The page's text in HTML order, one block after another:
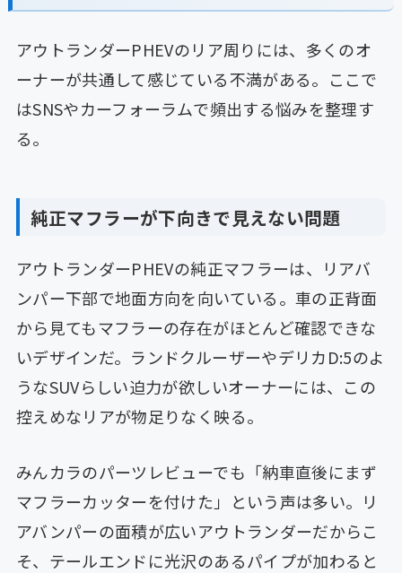
アウトランダーPHEVのリア周りには、多くのオ
ーナーが共通して感じている不満がある。ここで
はSNSやカーフォーラムで頻出する悩みを整理す
る。
純正マフラーが下向きで見えない問題
アウトランダーPHEVの純正マフラーは、リアバ
ンパー下部で地面方向を向いている。車の正背面
から見てもマフラーの存在がほとんど確認できな
いデザインだ。ランドクルーザーやデリカD:5のよ
うなSUVらしい迫力が欲しいオーナーには、この
控えめなリアが物足りなく映る。
みんカラのパーツレビューでも「納車直後にまず
マフラーカッターを付けた」という声は多い。リ
アバンパーの面積が広いアウトランダーだからこ
そ、テールエンドに光沢のあるパイプが加わると